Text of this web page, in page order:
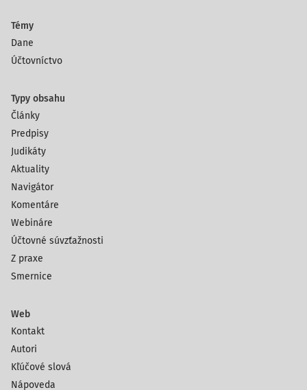
Témy
Dane
Účtovníctvo
Typy obsahu
Články
Predpisy
Judikáty
Aktuality
Navigátor
Komentáre
Webináre
Účtovné súvzťažnosti
Z praxe
Smernice
Web
Kontakt
Autori
Kľúčové slová
Nápoveda